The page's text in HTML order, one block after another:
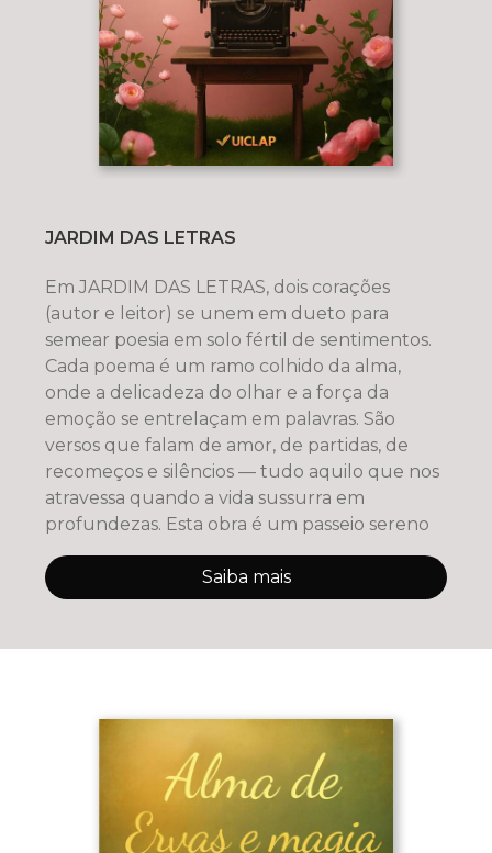
JARDIM DAS LETRAS
Em JARDIM DAS LETRAS, dois corações
(autor e leitor) se unem em dueto para
semear poesia em solo fértil de sentimentos.
Cada poema é um ramo colhido da alma,
onde a delicadeza do olhar e a força da
emoção se entrelaçam em palavras. São
versos que falam de amor, de partidas, de
recomeços e silêncios — tudo aquilo que nos
atravessa quando a vida sussurra em
profundezas. Esta obra é um passeio sereno
Saiba mais